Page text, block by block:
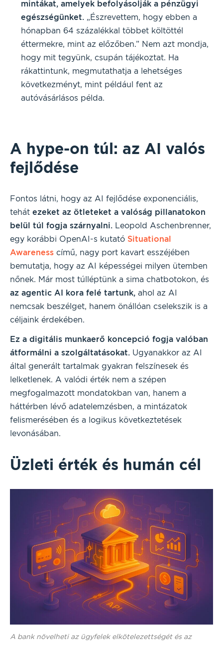
mintákat, amelyek befolyásolják a pénzügyi
egészségünket. „Észrevettem, hogy ebben a
hónapban 64 százalékkal többet költöttél
éttermekre, mint az előzőben.” Nem azt mondja,
hogy mit tegyünk, csupán tájékoztat. Ha
rákattintunk, megmutathatja a lehetséges
következményt, mint például fent az
autóvásárlásos példa.
A hype-on túl: az AI valós
fejlődése
Fontos látni, hogy az AI fejlődése exponenciális,
tehát ezeket az ötleteket a valóság pillanatokon
belül túl fogja szárnyalni. Leopold Aschenbrenner,
egy korábbi OpenAI-s kutató Situational
Awareness című, nagy port kavart esszéjében
bemutatja, hogy az AI képességei milyen ütemben
nőnek. Már most túlléptünk a sima chatbotokon, és
az agentic AI kora felé tartunk, ahol az AI
nemcsak beszélget, hanem önállóan cselekszik is a
céljaink érdekében.
Ez a digitális munkaerő koncepció fogja valóban
átformálni a szolgáltatásokat. Ugyanakkor az AI
által generált tartalmak gyakran felszínesek és
lelketlenek. A valódi érték nem a szépen
megfogalmazott mondatokban van, hanem a
háttérben lévő adatelemzésben, a mintázatok
felismerésében és a logikus következtetések
levonásában.
Üzleti érték és humán cél
A bank növelheti az ügyfelek elkötelezettségét és az